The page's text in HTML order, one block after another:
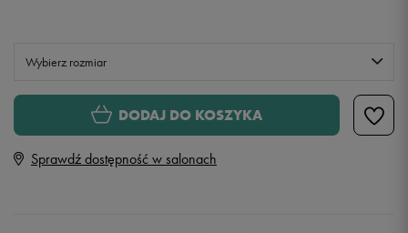
Wybierz rozmiar
Rozmiary EU Rozmiary US
26 cm
DODAJ DO KOSZYKA
Sprawdź dostępność w salonach